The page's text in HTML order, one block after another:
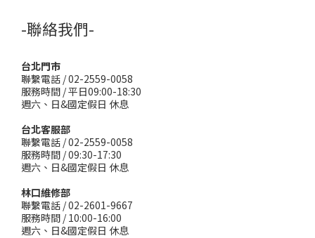
-聯絡我們-
台北門市
聯繫電話 / 02-2559-0058
服務時間 / 平日09:00-18:30
週六、日&國定假日 休息
台北客服部
聯繫電話 / 02-2559-0058
服務時間 / 09:30-17:30
週六、日&國定假日 休息
林口維修部
聯繫電話 / 02-2601-9667
服務時間 / 10:00-16:00
週六、日&國定假日 休息